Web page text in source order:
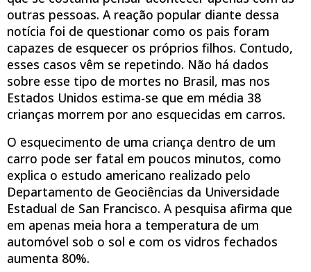
outras pessoas. A reação popular diante dessa
notícia foi de questionar como os pais foram
capazes de esquecer os próprios filhos. Contudo,
esses casos vêm se repetindo. Não há dados
sobre esse tipo de mortes no Brasil, mas nos
Estados Unidos estima-se que em média 38
crianças morrem por ano esquecidas em carros.
O esquecimento de uma criança dentro de um
carro pode ser fatal em poucos minutos, como
explica o estudo americano realizado pelo
Departamento de Geociências da Universidade
Estadual de San Francisco. A pesquisa afirma que
em apenas meia hora a temperatura de um
automóvel sob o sol e com os vidros fechados
aumenta 80%.